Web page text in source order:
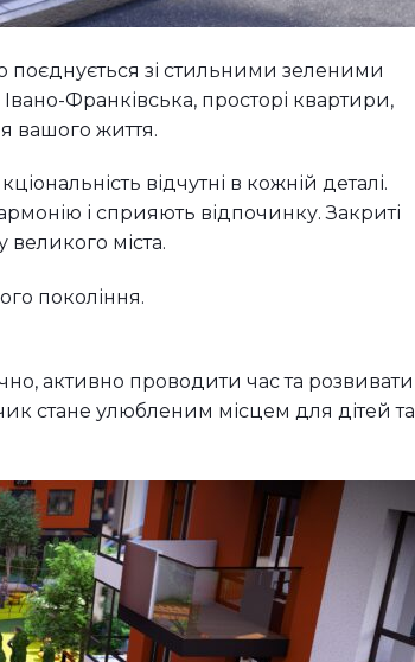
зі стильними зеленими
Франківська, просторі квартири,
вашого життя.
відчутні в кожній деталі.
і сприяють відпочинку. Закриті
міста.
покоління.
активно проводити час та розвивати
стане улюбленим місцем для дітей та